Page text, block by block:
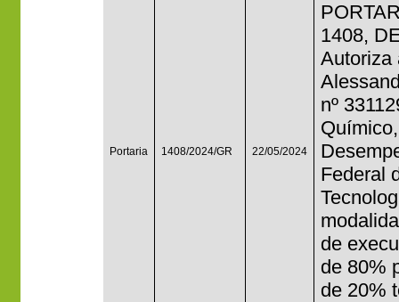
Portaria 1408/2024/GR 22/05/2024
1408,
Autoriza
nº
Federal
de
de 80%
de 20%